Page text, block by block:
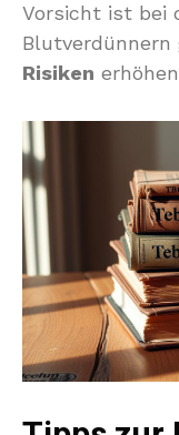
Vorsicht ist bei
Blutverdünnern
Risiken